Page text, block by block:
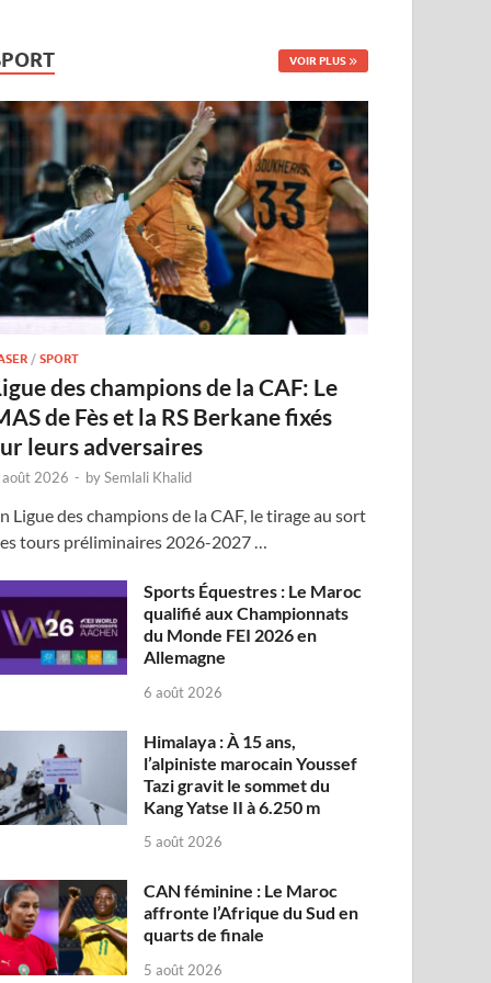
VOIR PLUS
/SPORT
des champions de la CAF: Le
de Fès et la RS Berkane fixés
leurs adversaires
2026 - bySemlali Khalid
Ligue des champions de la CAF, le tirage au sort
tours préliminaires 2026-2027 …
Sports Équestres : Le Maroc
qualifié aux Championnats
du Monde FEI 2026 en
Allemagne
6 août 2026
Himalaya : À 15 ans,
l’alpiniste marocain Youssef
Tazi gravit le sommet du
Kang Yatse II à 6.250 m
5 août 2026
CAN féminine : Le Maroc
affronte l’Afrique du Sud en
quarts de finale
5 août 2026